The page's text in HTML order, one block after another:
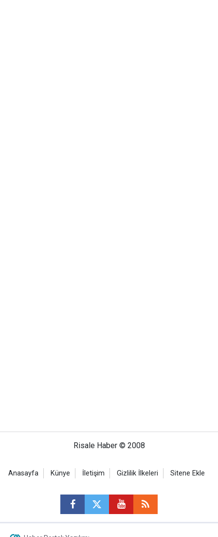
Risale Haber © 2008
Anasayfa Künye İletişim Gizlilik İlkeleri Sitene Ekle